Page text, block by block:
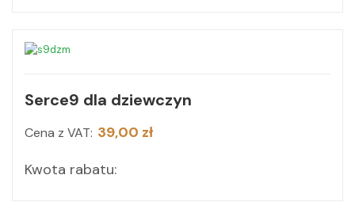
Serce9 dla dziewczyn
Cena z VAT: 39,00 zł
Kwota rabatu: